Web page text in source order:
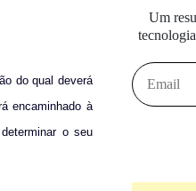
do qual deverá
encaminhado à
o seu